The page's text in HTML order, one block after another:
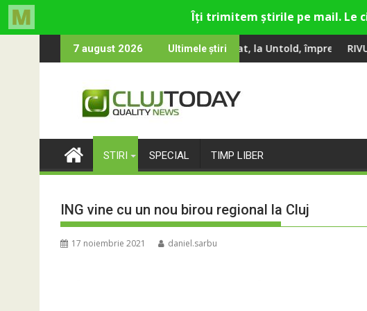
to
7 august 2026 Ultimele știri
Smiley și Theo Rose și comercianți români parteneri, în premieră la
100 000 de oameni au cântat, la Untold, împreună cu StingRIVUS transformă
STIRI SPECIAL TIMP LIBER
ING vine cu un nou birou regional la Cluj
17 noiembrie 2021 daniel.sarbu